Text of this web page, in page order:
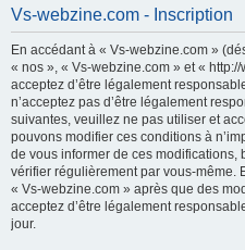
Vs-webzine.com - Inscription
En accédant à « Vs-webzine.com »
« nos », « Vs-webzine.com » et «
acceptez d’être légalement
n’acceptez pas d’être légalement
suivantes, veuillez ne pas utiliser et
pouvons modifier ces conditions à
de vous informer de ces
vérifier régulièrement par vous-même.
« Vs-webzine.com » après que des
acceptez d’être légalement
jour.